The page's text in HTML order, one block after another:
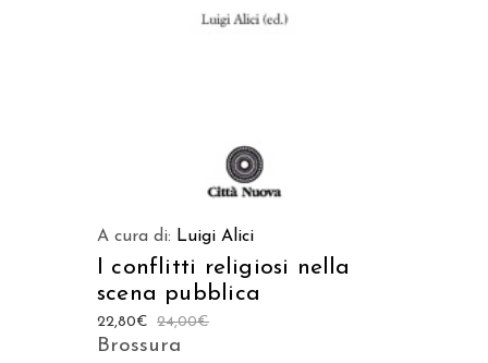
A cura di: Luigi Alici
I conflitti religiosi nella
scena pubblica
24,00€
22,80€
Brossura